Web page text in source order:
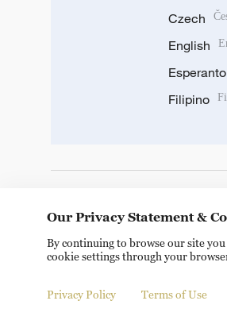
Czech
English
Esperanto
Filipino
Copyright © 2024 CGTN. 京ICP
Our Privacy Statement &
By continuing to browse our site
cookie settings through your
Privacy Policy Terms of Use